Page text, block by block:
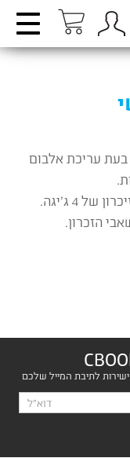
בעת עריכת אלבום
4 ג’יגה.
הזכרון.
לתיבת המייל שלכם